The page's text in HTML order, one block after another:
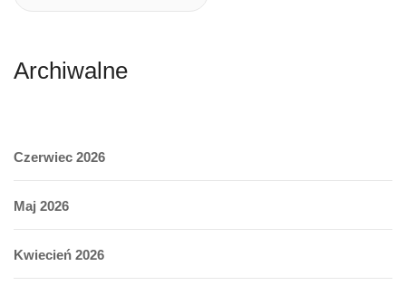
Archiwalne
Czerwiec 2026
Maj 2026
Kwiecień 2026